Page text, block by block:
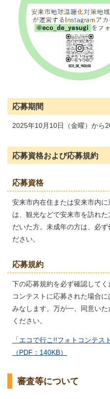
応募期間
2025年10月10日（金曜）から
応募資格および応募規約
応募資格
安来市内在住または安来市内
は、観光などで安来市を訪れ
だいた方。未成年の方は、必
ださい。
応募規約
下の応募規約を必ず確認してく
コンテストに応募された場合
みなします。万が一、同意い
ください。
「エコで行こ!!フォトコンテス
（PDF：140KB）
審査等について